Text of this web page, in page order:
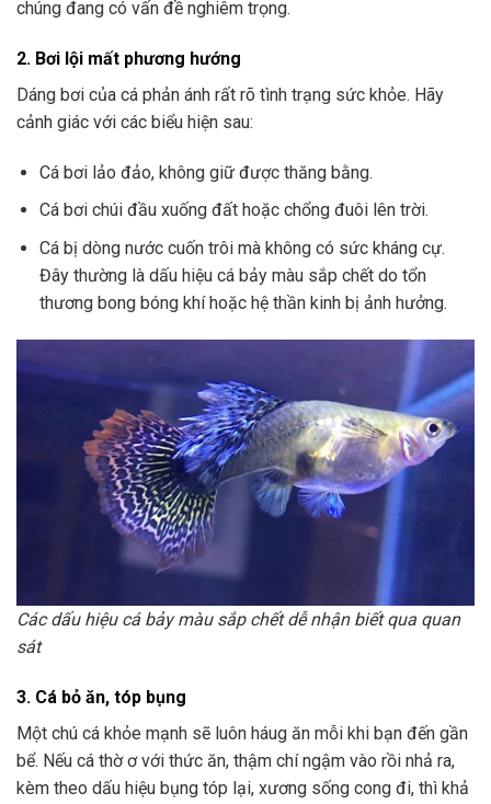
chúng đang có vấn đề nghiêm trọng.
2. Bơi lội mất phương hướng
Dáng bơi của cá phản ánh rất rõ tình trạng sức khỏe. Hãy
cảnh giác với các biểu hiện sau:
Cá bơi lảo đảo, không giữ được thăng bằng.
Cá bơi chúi đầu xuống đất hoặc chổng đuôi lên trời.
Cá bị dòng nước cuốn trôi mà không có sức kháng cự.
Đây thường là dấu hiệu cá bảy màu sắp chết do tổn
thương bong bóng khí hoặc hệ thần kinh bị ảnh hưởng.
Các dấu hiệu cá bảy màu sắp chết dễ nhận biết qua quan
sát
3. Cá bỏ ăn, tóp bụng
Một chú cá khỏe mạnh sẽ luôn háug ăn mỗi khi bạn đến gần
bể. Nếu cá thờ ơ với thức ăn, thậm chí ngậm vào rồi nhả ra,
kèm theo dấu hiệu bụng tóp lại, xương sống cong đi, thì khả